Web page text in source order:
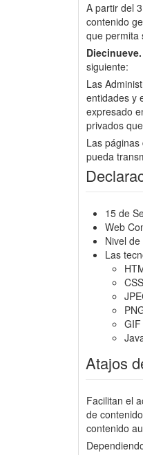
A partir del
contenido
que permita
Diecinueve.
siguiente:
Las
entidades y
expresado
privados
Las
pueda
15 de
Web
Nivel
Las
GIF
Atajos
Facilitan el
de
contenido